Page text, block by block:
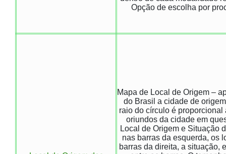
Opção de escolha por
Mapa de Local de Origem –
do Brasil a cidade de
raio do círculo é proporcional
oriundos da cidade em
Local de Origem e Situação
nas barras da esquerda, os
barras da direita, a situação,